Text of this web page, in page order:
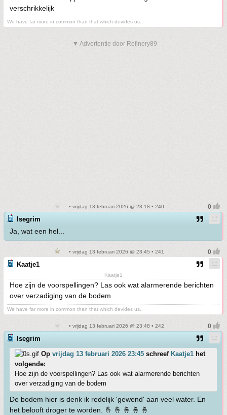
verschrikkelijk
We have far more in common than that which devides us..
▼ Advertentie door Refinery89
• vrijdag 13 februari 2026 @ 23:18 • 240
Isegrim
Ja, wat een hel...
• vrijdag 13 februari 2026 @ 23:45 • 241
Kaatje1
Kaatje1
Hoe zijn de voorspellingen? Las ook wat alarmerende berichten
over verzadiging van de bodem
We have far more in common than that which devides us..
• vrijdag 13 februari 2026 @ 23:48 • 242
Isegrim
Op vrijdag 13 februari 2026 23:45 schreef Kaatje1 het
volgende:
Hoe zijn de voorspellingen? Las ook wat alarmerende berichten
over verzadiging van de bodem
De bodem hier is denk ik redelijk 'gewend' aan veel water. En
het belooft droger te worden. 🤞 🤞 🤞 🤞 🤞